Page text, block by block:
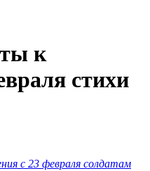
к
стихи
с 23 февраля солдатам